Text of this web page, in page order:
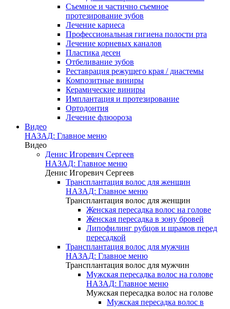
Съемное и частично съемное
протезирование зубов
Лечение кариеса
Профессиональная гигиена полости рта
Лечение корневых каналов
Пластика десен
Отбеливание зубов
Реставрация режущего края / диастемы
Композитные виниры
Керамические виниры
Имплантация и протезирование
Ортодонтия
Лечение флюороза
Видео
НАЗАД: Главное меню
Видео
Денис Игоревич Сергеев
НАЗАД: Главное меню
Денис Игоревич Сергеев
Трансплантация волос для женщин
НАЗАД: Главное меню
Трансплантация волос для женщин
Женская пересадка волос на голове
Женская пересадка в зону бровей
Липофилинг рубцов и шрамов перед
пересадкой
Трансплантация волос для мужчин
НАЗАД: Главное меню
Трансплантация волос для мужчин
Мужская пересадка волос на голове
НАЗАД: Главное меню
Мужская пересадка волос на голове
Мужская пересадка волос в